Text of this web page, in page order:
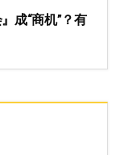
成“商机”？有